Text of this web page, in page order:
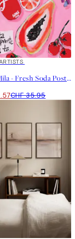
Karolina Mila - Fresh Soda Poster
CHF 35.95